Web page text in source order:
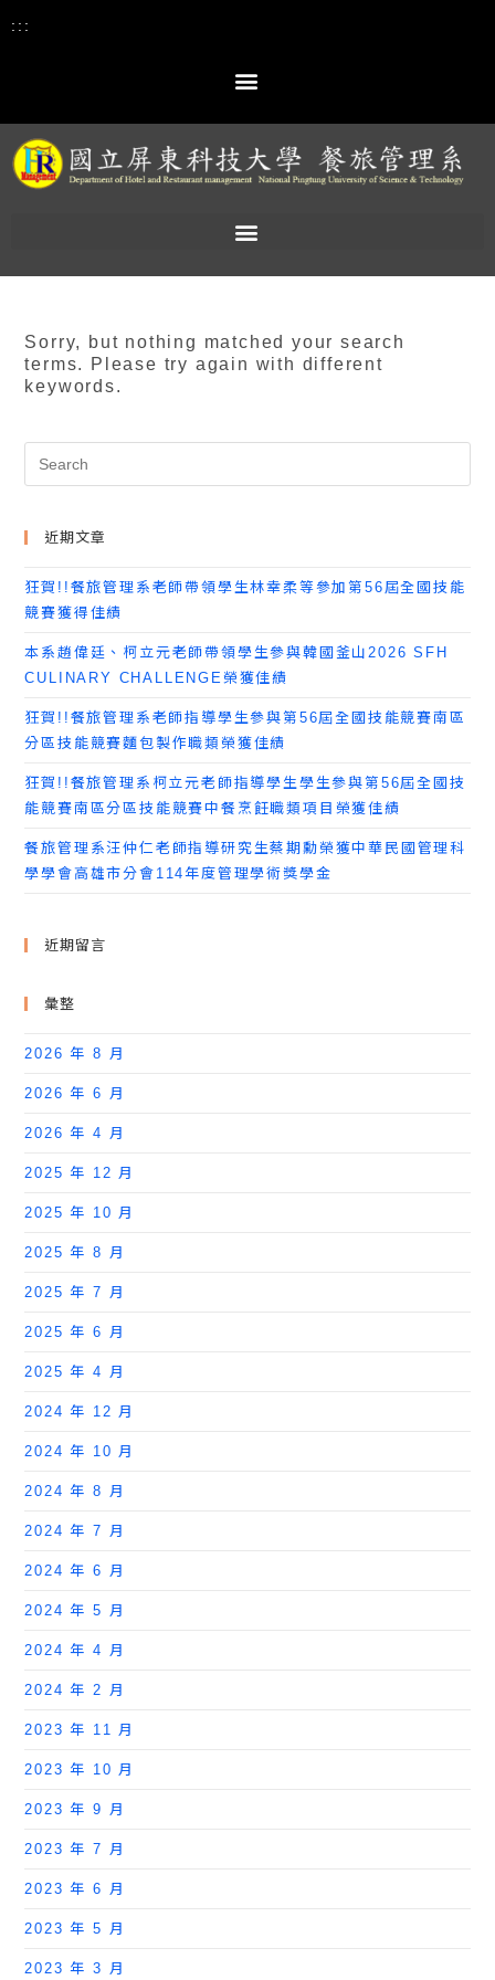
:::
Sorry, but nothing matched your search
terms. Please try again with different
keywords.
近期文章
狂賀!!餐旅管理系老師帶領學生林幸柔等參加第56屆全國技能
競賽獲得佳績
本系趙偉廷、柯立元老師帶領學生參與韓國釜山2026 SFH
CULINARY CHALLENGE榮獲佳績
狂賀!!餐旅管理系老師指導學生參與第56屆全國技能競賽南區
分區技能競賽麵包製作職類榮獲佳績
狂賀!!餐旅管理系柯立元老師指導學生學生參與第56屆全國技
能競賽南區分區技能競賽中餐烹飪職類項目榮獲佳績
餐旅管理系汪仲仁老師指導研究生蔡期勳榮獲中華民國管理科
學學會高雄市分會114年度管理學術獎學金
近期留言
彙整
2026 年 8 月
2026 年 6 月
2026 年 4 月
2025 年 12 月
2025 年 10 月
2025 年 8 月
2025 年 7 月
2025 年 6 月
2025 年 4 月
2024 年 12 月
2024 年 10 月
2024 年 8 月
2024 年 7 月
2024 年 6 月
2024 年 5 月
2024 年 4 月
2024 年 2 月
2023 年 11 月
2023 年 10 月
2023 年 9 月
2023 年 7 月
2023 年 6 月
2023 年 5 月
2023 年 3 月